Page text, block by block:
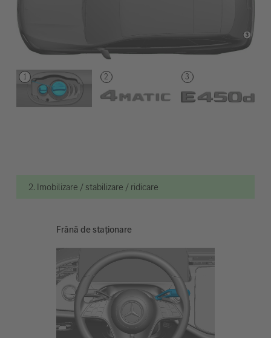
2. Imobilizare / stabilizare / ridicare
Frână de staționare